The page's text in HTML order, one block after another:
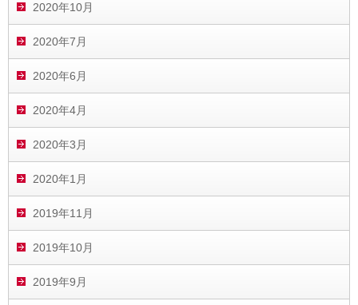
2020年10月
2020年7月
2020年6月
2020年4月
2020年3月
2020年1月
2019年11月
2019年10月
2019年9月